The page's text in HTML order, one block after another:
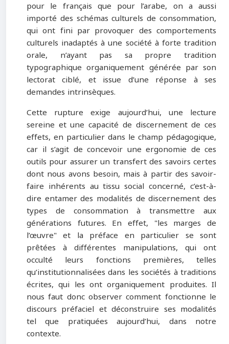
pour le français que pour l’arabe, on a aussi
importé des schémas culturels de consommation,
qui ont fini par provoquer des comportements
culturels inadaptés à une société à forte tradition
orale, n’ayant pas sa propre tradition
typographique organiquement générée par son
lectorat ciblé, et issue d’une réponse à ses
demandes intrinsèques.
Cette rupture exige aujourd’hui, une lecture
sereine et une capacité de discernement de ces
effets, en particulier dans le champ pédagogique,
car il s’agit de concevoir une ergonomie de ces
outils pour assurer un transfert des savoirs certes
dont nous avons besoin, mais à partir des savoir-
faire inhérents au tissu social concerné, c’est-à-
dire entamer des modalités de discernement des
types de consommation à transmettre aux
générations futures. En effet, "les marges de
l’œuvre" et la préface en particulier se sont
prêtées à différentes manipulations, qui ont
occulté leurs fonctions premières, telles
qu’institutionnalisées dans les sociétés à traditions
écrites, qui les ont organiquement produites. Il
nous faut donc observer comment fonctionne le
discours préfaciel et déconstruire ses modalités
tel que pratiquées aujourd’hui, dans notre
contexte.